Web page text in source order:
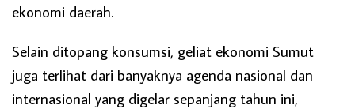
ekonomi daerah.
Selain ditopang konsumsi, geliat ekonomi Sumut
juga terlihat dari banyaknya agenda nasional dan
internasional yang digelar sepanjang tahun ini,